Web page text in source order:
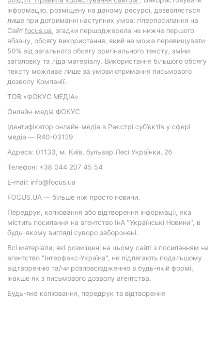
інформацію, розміщену на даному ресурсі, дозволяється
лише при дотриманні наступних умов: гіперпосилання на
Cайт focus.ua, згадки першоджерела не нижче першого
абзацу, обсягу використання, який не може перевищувати
50% від загального обсягу оригінального тексту, зміни
заголовку та ліда матеріалу. Використання більшого обсягу
тексту можливе лише за умови отримання письмового
дозволу Компанії.
ТОВ «ФОКУС МЕДІА»
Онлайн-медіа ФОКУС
Ідентифікатор онлайн-медіа в Реєстрі суб’єктів у сфері
медіа — R40-03129
Адреса: 01133, м. Київ, бульвар Лесі Українки, 26
Телефон: +38 044 207 45 54
E-mail: info@focus.ua
FOCUS.UA — більше ніж просто новини.
Передрук, копіювання або відтворення інформації, яка
містить посилання на агентство ІнА "Українські Новини", в
будь-якому вигляді суворо заборонені.
Всі матеріали, які розміщені на цьому сайті з посиланням на
агентство "Інтерфакс-Україна", не підлягають подальшому
відтворенню та/чи розповсюдженню в будь-якій формі,
інакше як з письмового дозволу агентства.
Будь-яке копіювання, передрук та відтворення